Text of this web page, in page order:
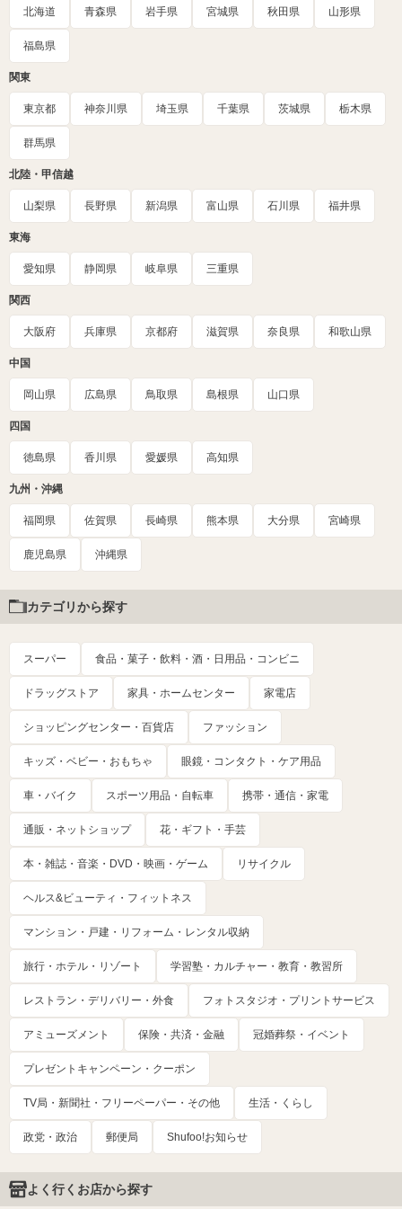
北海道 青森県 岩手県 宮城県 秋田県 山形県
福島県
関東
東京都 神奈川県 埼玉県 千葉県 茨城県 栃木県
群馬県
北陸・甲信越
山梨県 長野県 新潟県 富山県 石川県 福井県
東海
愛知県 静岡県 岐阜県 三重県
関西
大阪府 兵庫県 京都府 滋賀県 奈良県 和歌山県
中国
岡山県 広島県 鳥取県 島根県 山口県
四国
徳島県 香川県 愛媛県 高知県
九州・沖縄
福岡県 佐賀県 長崎県 熊本県 大分県 宮崎県
鹿児島県 沖縄県
カテゴリから探す
スーパー 食品・菓子・飲料・酒・日用品・コンビニ
ドラッグストア 家具・ホームセンター 家電店
ショッピングセンター・百貨店 ファッション
キッズ・ベビー・おもちゃ 眼鏡・コンタクト・ケア用品
車・バイク スポーツ用品・自転車 携帯・通信・家電
通販・ネットショップ 花・ギフト・手芸
本・雑誌・音楽・DVD・映画・ゲーム リサイクル
ヘルス&ビューティ・フィットネス
マンション・戸建・リフォーム・レンタル収納
旅行・ホテル・リゾート 学習塾・カルチャー・教育・教習所
レストラン・デリバリー・外食 フォトスタジオ・プリントサービス
アミューズメント 保険・共済・金融 冠婚葬祭・イベント
プレゼントキャンペーン・クーポン
TV局・新聞社・フリーペーパー・その他 生活・くらし
政党・政治 郵便局 Shufoo!お知らせ
よく行くお店から探す